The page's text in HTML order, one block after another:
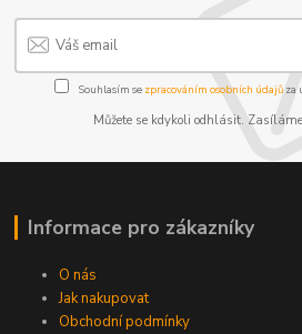
Souhlasím se zpracováním osobních údajůza
Můžete se kdykoli odhlásit.
Informace pro zákazníky
O nás
Jak nakupovat
Obchodní podmínky